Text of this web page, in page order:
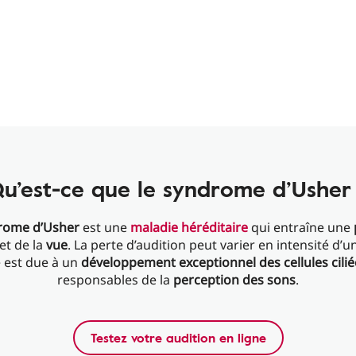
ce que le syndrome
d’Usher est une maladie héréditairequi entraîne une
de la vue. La perte d’audition peut varier en intensité
est due à un développement exceptionnel des cellules
responsables de la perception des sons.
Testez votre audition en ligne